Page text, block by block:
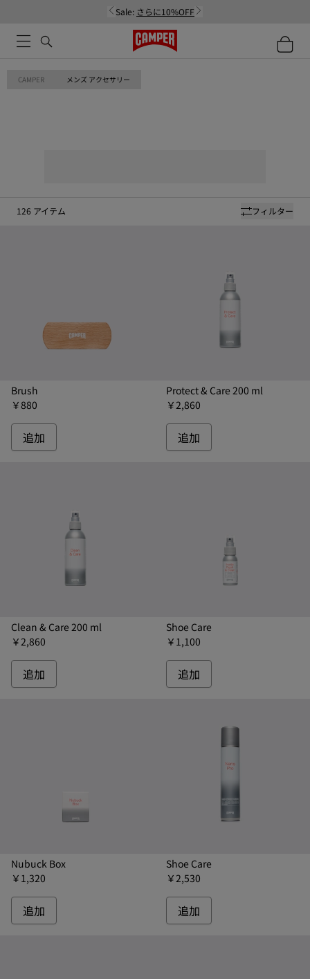
Sale: さらに10%OFF
CAMPER メンズ アクセサリー
フィルター
126 アイテム
Brush
￥880
追加
Protect & Care 200 ml
￥2,860
追加
Clean & Care 200 ml
￥2,860
追加
Shoe Care
￥1,100
追加
Nubuck Box
￥1,320
追加
Shoe Care
￥2,530
追加